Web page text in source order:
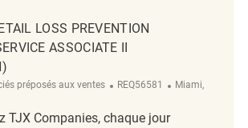
LOSS PREVENTION
ASSOCIATE II
préposés aux ventes ReqId
REQ56581 Emplacement
Miami,
TJX Companies, chaque jour